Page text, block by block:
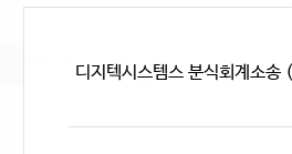
디지텍시스템스 분식회계소